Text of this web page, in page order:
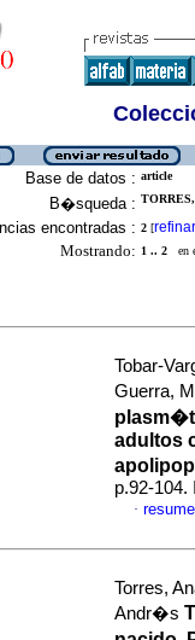
Base de datos : article
B�squeda :
encontradas : 2 [refinar
Mostrando: 1 .. 2 en
Tobar-
Guerra,
adultos
p.92-104.
·
Torres,
Andr�s